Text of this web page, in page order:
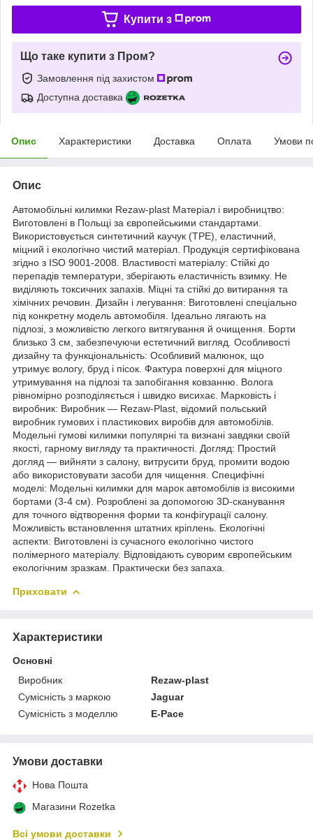
Купити з
Що таке купити з Пром?
Замовлення під захистом
Доступна доставка
Опис Характеристики Доставка Оплата Умови
Опис
Автомобільні килимки Rezaw-plast Матеріал і виробництво:
Виготовлені в Польщі за європейськими стандартами.
Використовується синтетичний каучук (ТРЕ), еластичний,
міцний і екологічно чистий матеріал. Продукція сертифікована
згідно з ISO 9001-2008. Властивості матеріалу: Стійкі до
перепадів температури, зберігають еластичність взимку. Не
виділяють токсичних запахів. Міцні та стійкі до витирання та
хімічних речовин. Дизайн і легування: Виготовлені спеціально
під конкретну модель автомобіля. Ідеально лягають на
підлозі, з можливістю легкого витягування й очищення. Борти
близько 3 см, забезпечуючи естетичний вигляд. Особливості
дизайну та функціональність: Особливий малюнок, що
утримує вологу, бруд і пісок. Фактура поверхні для міцного
утримування на підлозі та запобігання ковзанню. Волога
рівномірно розподіляється і швидко висихає. Марковість і
виробник: Виробник — Rezaw-Plast, відомий польський
виробник гумових і пластикових виробів для автомобілів.
Модельні гумові килимки популярні та визнані завдяки своїй
якості, гарному вигляду та практичності. Догляд: Простий
догляд — вийняти з салону, витрусити бруд, промити водою
або використовувати засоби для чищення. Специфічні
моделі: Модельні килимки для марок автомобілів із високими
бортами (3-4 см). Розроблені за допомогою 3D-сканування
для точного відтворення форми та конфігурації салону.
Можливість встановлення штатних кріплень. Екологічні
аспекти: Виготовлені із сучасного екологічно чистого
полімерного матеріалу. Відповідають суворим європейським
екологічним зразкам. Практически без запаха.
Приховати
Характеристики
Основні
Виробник
Rezaw-plast
Сумісність з маркою
Jaguar
Сумісність з моделлю
E-Pace
Умови доставки
Нова Пошта
Магазини Rozetka
Всі умови доставки